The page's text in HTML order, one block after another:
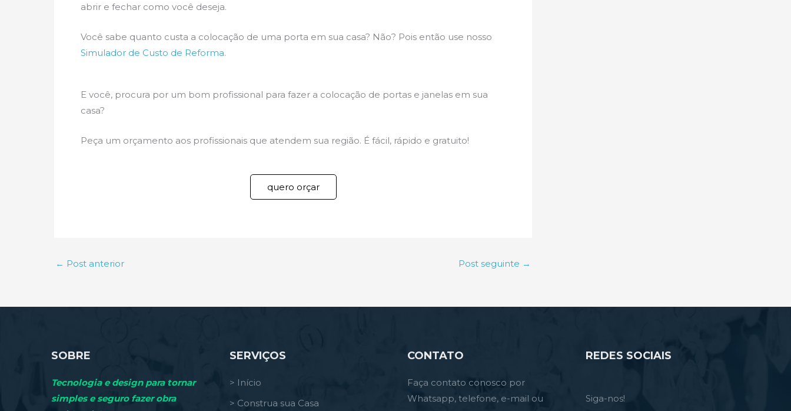
abrir e fechar como você deseja.
Você sabe quanto custa a colocação de uma porta em sua casa? Não? Pois então use nosso
Simulador de Custo de Reforma.
E você, procura por um bom profissional para fazer a colocação de portas e janelas em sua
casa?
Peça um orçamento aos profissionais que atendem sua região. É fácil, rápido e gratuito!
quero orçar
← Post anterior Post seguinte →
SOBRE
Tecnologia e design para tornar
simples e seguro fazer obra
SERVIÇOS
> Início
> Construa sua Casa
CONTATO
Faça contato conosco por
Whatsapp, telefone, e-mail ou
REDES SOCIAIS
Siga-nos!